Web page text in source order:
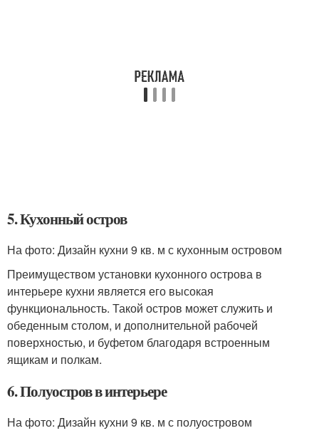
5. Кухонный остров
На фото: Дизайн кухни 9 кв. м с кухонным островом
Преимуществом установки кухонного острова в
интерьере кухни является его высокая
функциональность. Такой остров может служить и
обеденным столом, и дополнительной рабочей
поверхностью, и буфетом благодаря встроенным
ящикам и полкам.
6. Полуостров в интерьере
На фото: Дизайн кухни 9 кв. м с полуостровом